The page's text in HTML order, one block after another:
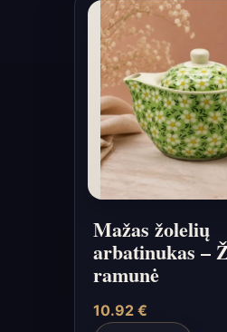
Mažas žolelių
arbatinukas –
ramunė
10.92 €